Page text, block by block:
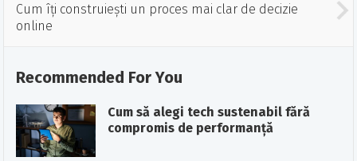
Cum îți construiești un proces mai clar de decizie
online
Recommended For You
Cum să alegi tech sustenabil fără
compromis de performanță